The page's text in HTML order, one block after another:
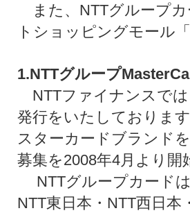
また、NTTグループ
トショッピングモール
1.NTTグループ
NTTファイナンスでは
発行をいたしておりま
スターカードブランド
募集を2008年4月より開
NTTグループカード
NTT東日本・NTT西日